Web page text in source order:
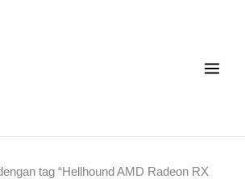
tag “Hellhound AMD Radeon RX